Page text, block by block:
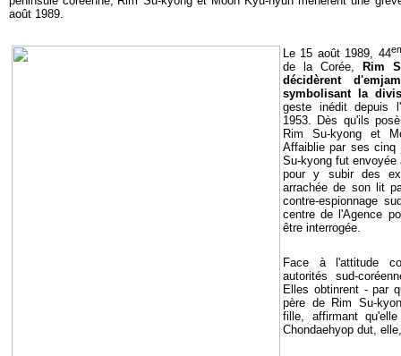
août 1989.
Le 15 août 1989, 44
de la Corée,
Rim
décidèrent
symbolisant la
geste inédit depuis
1953. Dès qu'ils
Rim Su-kyong et
Affaiblie par ses
Su-kyong fut envoyée
pour y subir des
arrachée de son lit
contre-espionnage
centre de l'Agence
être interrogée.
Face à l'attitude
autorités sud-
Elles obtinrent - par
père de Rim Su-
fille, affirmant
Chondaehyop dut,